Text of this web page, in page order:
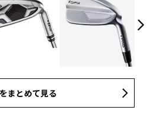
まとめて見る